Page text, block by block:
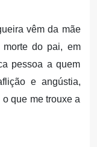
vêm da mãe
do pai, em
pessoa a quem
e angústia,
que me trouxe a